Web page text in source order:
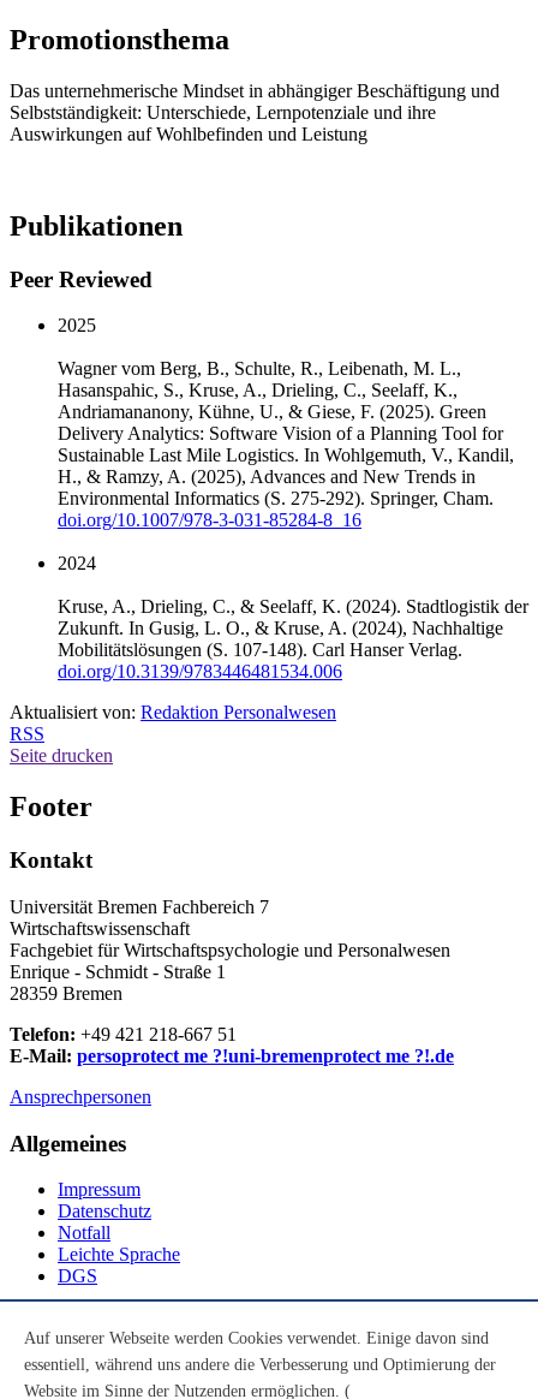
Promotionsthema
Das unternehmerische Mindset in abhängiger Beschäftigung und
Selbstständigkeit: Unterschiede, Lernpotenziale und ihre
Auswirkungen auf Wohlbefinden und Leistung
Publikationen
Peer Reviewed
2025
Wagner vom Berg, B., Schulte, R., Leibenath, M. L.,
Hasanspahic, S., Kruse, A., Drieling, C., Seelaff, K.,
Andriamananony, Kühne, U., & Giese, F. (2025). Green
Delivery Analytics: Software Vision of a Planning Tool for
Sustainable Last Mile Logistics. In Wohlgemuth, V., Kandil,
H., & Ramzy, A. (2025), Advances and New Trends in
Environmental Informatics (S. 275-292). Springer, Cham.
doi.org/10.1007/978-3-031-85284-8_16
2024
Kruse, A., Drieling, C., & Seelaff, K. (2024). Stadtlogistik der
Zukunft. In Gusig, L. O., & Kruse, A. (2024), Nachhaltige
Mobilitätslösungen (S. 107-148). Carl Hanser Verlag.
doi.org/10.3139/9783446481534.006
Aktualisiert von: Redaktion Personalwesen
RSS
Seite drucken
Footer
Kontakt
Universität Bremen Fachbereich 7
Wirtschaftswissenschaft
Fachgebiet für Wirtschaftspsychologie und Personalwesen
Enrique - Schmidt - Straße 1
28359 Bremen
Telefon: +49 421 218-667 51
E-Mail: persoprotect me ?!uni-bremenprotect me ?!.de
Ansprechpersonen
Allgemeines
Impressum
Datenschutz
Notfall
Leichte Sprache
DGS
Youtube
Instagram
Auf unserer Webseite werden Cookies verwendet. Einige davon sind
essentiell, während uns andere die Verbesserung und Optimierung der
Website im Sinne der Nutzenden ermöglichen. (